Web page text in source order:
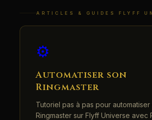
ARTICLES & GUIDES FLYFF
⚙️
Automatiser son
Ringmaster
Tutoriel pas à pas pour
Ringmaster sur Flyff Universe avec